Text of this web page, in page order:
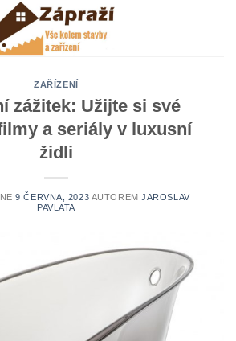
ZAŘÍZENÍ
zážitek: Užijte si své
a seriály v luxusní
židli
9 ČERVNA, 2023 AUTOREMJAROSLAV
PAVLATA